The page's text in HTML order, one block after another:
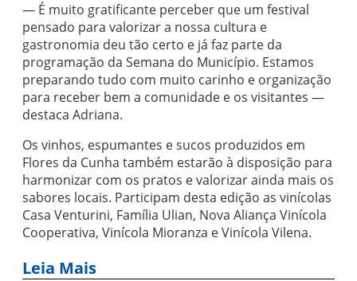
— É muito gratificante perceber que um festival
pensado para valorizar a nossa cultura e
gastronomia deu tão certo e já faz parte da
programação da Semana do Município. Estamos
preparando tudo com muito carinho e organização
para receber bem a comunidade e os visitantes —
destaca Adriana.
Os vinhos, espumantes e sucos produzidos em
Flores da Cunha também estarão à disposição para
harmonizar com os pratos e valorizar ainda mais os
sabores locais. Participam desta edição as vinícolas
Casa Venturini, Família Ulian, Nova Aliança Vinícola
Cooperativa, Vinícola Mioranza e Vinícola Vilena.
Leia Mais